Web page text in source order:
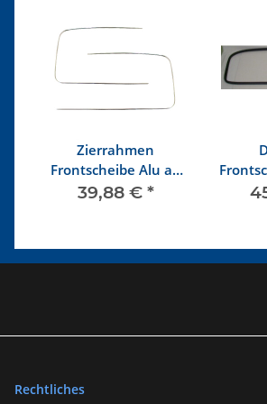
Zierrahmen
Frontscheibe Alu ab
8/64, CABRIO, NICHT
39,88 € *
Rechtliches